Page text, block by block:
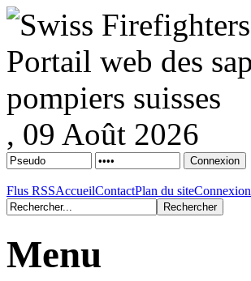
, 09 Août 2026
Flus RSSAccueilContactPlan du siteConnexion
Menu